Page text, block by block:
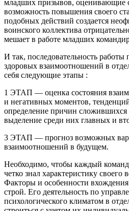
младших призывов, оценивающие
возможность повышения своего
подобных действий создается
воинского коллектива
мешает в работе младших
И так, последовательность
здоровых взаимоотношений в
себя следующие этапы :
1 ЭТАП — оценка состояния
и негативных моментов,
определение причин
выделение среди них главных и
3 ЭТАП — прогноз возможных
взаимоотношений в будущем.
Необходимо, чтобы каждый
четко знал характеристику своего
Факторы и особенности
строй. Его деятельность по
психологического климатом в